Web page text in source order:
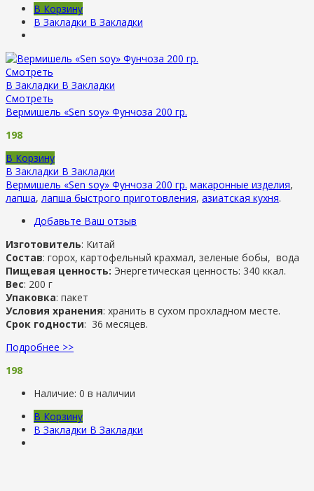
В Корзину
В Закладки В Закладки
Смотреть
В Закладки В Закладки
Смотреть
Вермишель «Sen soy» Фунчоза 200 гр.
198
В Корзину
В Закладки В Закладки
Вермишель «Sen soy» Фунчоза 200 гр. макаронные изделия,
лапша, лапша быстрого приготовления, азиатская кухня.
Добавьте Ваш отзыв
Изготовитель: Китай
Состав: горох, картофельный крахмал, зеленые бобы, вода
Пищевая ценность: Энергетическая ценность: 340 ккал.
Вес: 200 г
Упаковка: пакет
Условия хранения: хранить в сухом прохладном месте.
Срок годности: 36 месяцев.
Подробнее >>
198
Наличие: 0 в наличии
В Корзину
В Закладки В Закладки